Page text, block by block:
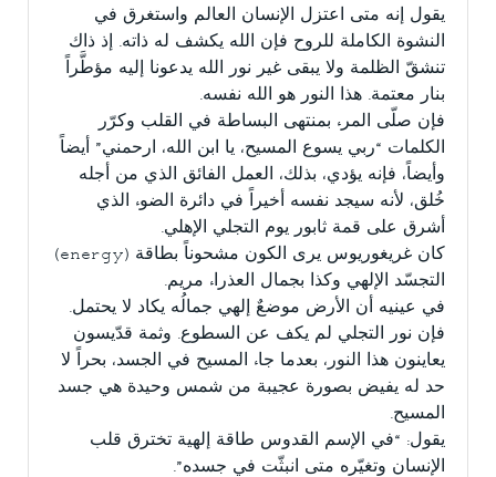
يقول إنه متى اعتزل الإنسان العالم واستغرق في
النشوة الكاملة للروح فإن الله يكشف له ذاته. إذ ذاك
تنشقّ الظلمة ولا يبقى غير نور الله يدعونا إليه مؤطَّراً
بنار معتمة. هذا النور هو الله نفسه.
فإن صلّى المرء بمنتهى البساطة في القلب وكرّر
الكلمات “ربي يسوع المسيح، يا ابن الله، ارحمني” أيضاً
وأيضاً، فإنه يؤدي، بذلك، العمل الفائق الذي من أجله
خُلق، لأنه سيجد نفسه أخيراً في دائرة الضوء الذي
أشرق على قمة ثابور يوم التجلي الإهلي.
كان غريغوريوس يرى الكون مشحوناً بطاقة (energy)
التجسّد الإلهي وكذا بجمال العذراء مريم.
في عينيه أن الأرض موضعٌ إلهي جمالُه يكاد لا يحتمل.
فإن نور التجلي لم يكف عن السطوع. وثمة قدّيسون
يعاينون هذا النور، بعدما جاء المسيح في الجسد، بحراً لا
حد له يفيض بصورة عجيبة من شمس وحيدة هي جسد
المسيح.
يقول: “في الإسم القدوس طاقة إلهية تخترق قلب
الإنسان وتغيّره متى انبثّت في جسده”.